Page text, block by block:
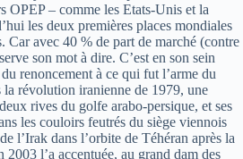
OPEP – comme les Etats-Unis et la
les deux premières places mondiales
Car avec 40 % de part de marché (contre
son mot à dire. C’est en son sein
renoncement à ce qui fut l’arme du
la révolution iranienne de 1979, une
rives du golfe arabo-persique, et ses
les couloirs feutrés du siège viennois
l’Irak dans l’orbite de Téhéran après la
2003 l’a accentuée, au grand dam des